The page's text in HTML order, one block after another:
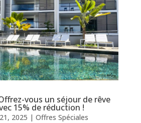
vous un séjour de rêve
15% de réduction !
2025 | Offres Spéciales